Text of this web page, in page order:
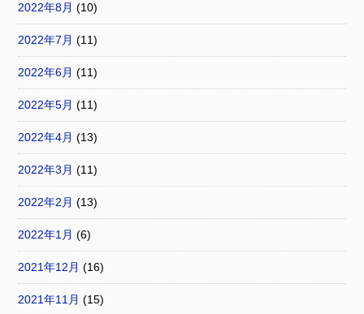
2022年8月 (10)
2022年7月 (11)
2022年6月 (11)
2022年5月 (11)
2022年4月 (13)
2022年3月 (11)
2022年2月 (13)
2022年1月 (6)
2021年12月 (16)
2021年11月 (15)